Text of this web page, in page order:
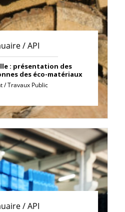
/ API
: présentation des
des éco-matériaux
/ Travaux Public
/ API